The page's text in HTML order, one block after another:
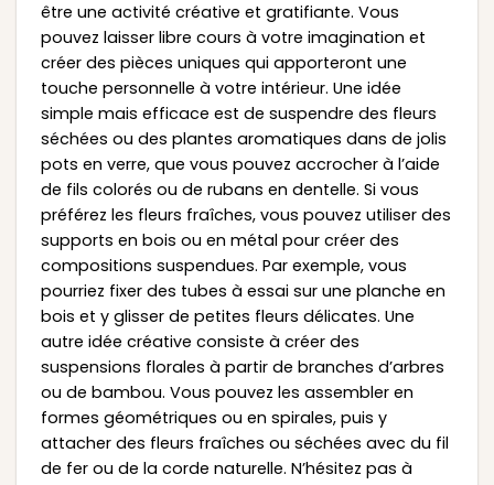
être une activité créative et gratifiante. Vous
pouvez laisser libre cours à votre imagination et
créer des pièces uniques qui apporteront une
touche personnelle à votre intérieur. Une idée
simple mais efficace est de suspendre des fleurs
séchées ou des plantes aromatiques dans de jolis
pots en verre, que vous pouvez accrocher à l’aide
de fils colorés ou de rubans en dentelle. Si vous
préférez les fleurs fraîches, vous pouvez utiliser des
supports en bois ou en métal pour créer des
compositions suspendues. Par exemple, vous
pourriez fixer des tubes à essai sur une planche en
bois et y glisser de petites fleurs délicates. Une
autre idée créative consiste à créer des
suspensions florales à partir de branches d’arbres
ou de bambou. Vous pouvez les assembler en
formes géométriques ou en spirales, puis y
attacher des fleurs fraîches ou séchées avec du fil
de fer ou de la corde naturelle. N’hésitez pas à